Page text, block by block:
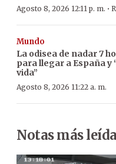
Agosto 8, 2026 12:11 p. m. ·
Mundo
La odisea de nadar 7
para llegar a España y
vida”
Agosto 8, 2026 11:22 a. m.
Notas más